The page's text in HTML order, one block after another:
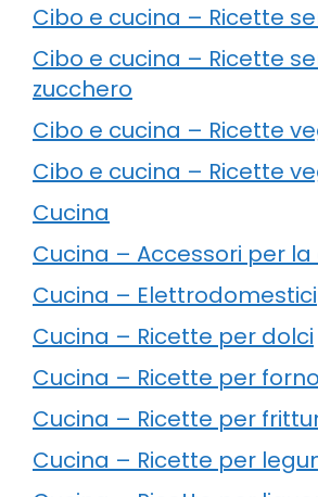
Cibo e cucina – Ricette
Cibo e cucina – Ricette
zucchero
Cibo e cucina – Ricette
Cibo e cucina – Ricette
Cucina
Cucina – Accessori per
Cucina – Elettrodomestici
Cucina – Ricette per dolci
Cucina – Ricette per forno
Cucina – Ricette per
Cucina – Ricette per